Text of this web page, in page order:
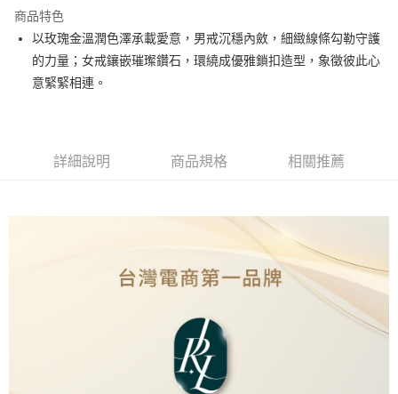
本島
免運費
離島（澎湖、金門、馬祖、小琉球、綠島、蘭嶼）
每筆NT$150
商品特色
以玫瑰金溫潤色澤承載愛意，男戒沉穩內斂，細緻線條勾勒守護
的力量；女戒鑲嵌璀璨鑽石，環繞成優雅鎖扣造型，象徵彼此心
意緊緊相連。
詳細說明 商品規格 相關推薦